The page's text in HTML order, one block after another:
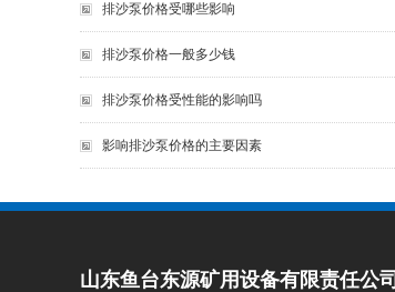
排沙泵价格受哪些影响
排沙泵价格一般多少钱
排沙泵价格受性能的影响吗
影响排沙泵价格的主要因素
山东鱼台东源矿用设备有限责任公司